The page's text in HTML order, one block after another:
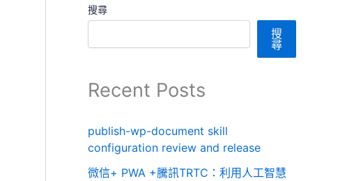
搜尋
搜
尋
Recent Posts
publish-wp-document skill
configuration review and release
微信+ PWA +騰訊TRTC：利用人工智慧